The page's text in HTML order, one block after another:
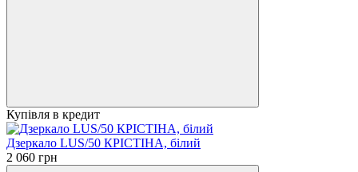
Купівля в кредит
Дзеркало LUS/50 КРІСТІНА, білий
2 060 грн